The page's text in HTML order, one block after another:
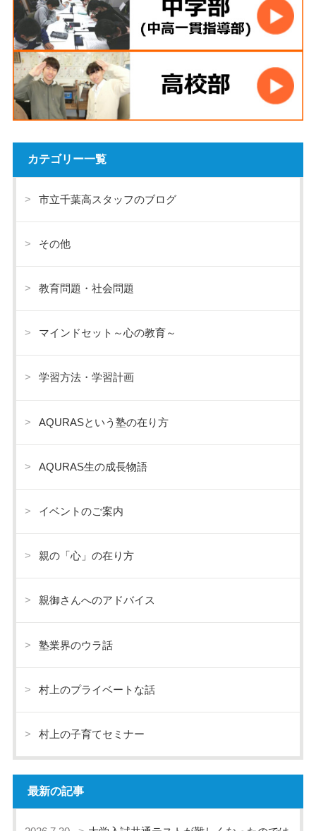
カテゴリー一覧
市立千葉高スタッフのブログ
その他
教育問題・社会問題
マインドセット～心の教育～
学習方法・学習計画
AQURASという塾の在り方
AQURAS生の成長物語
イベントのご案内
親の「心」の在り方
親御さんへのアドバイス
塾業界のウラ話
村上のプライベートな話
村上の子育てセミナー
最新の記事